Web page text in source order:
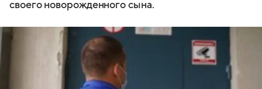
своего новорожденного сына.